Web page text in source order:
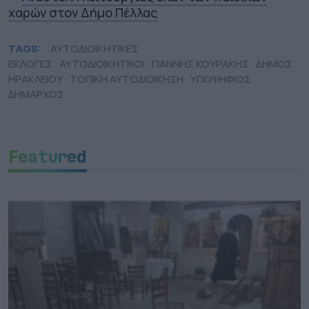
χαρών στον Δήμο Πέλλας
TAGS:
ΑΥΤΟΔΙΟΙΚΗΤΙΚΕΣ
ΕΚΛΟΓΕΣ ΑΥΤΟΔΙΟΙΚΗΤΙΚΟΙ ΓΙΑΝΝΗΣ ΚΟΥΡΑΚΗΣ ΔΗΜΟΣ
ΗΡΑΚΛΕΙΟΥ ΤΟΠΙΚΗ ΑΥΤΟΔΙΟΙΚΗΣΗ ΥΠΟΨΗΦΙΟΣ
ΔΗΜΑΡΧΟΣ
Featured